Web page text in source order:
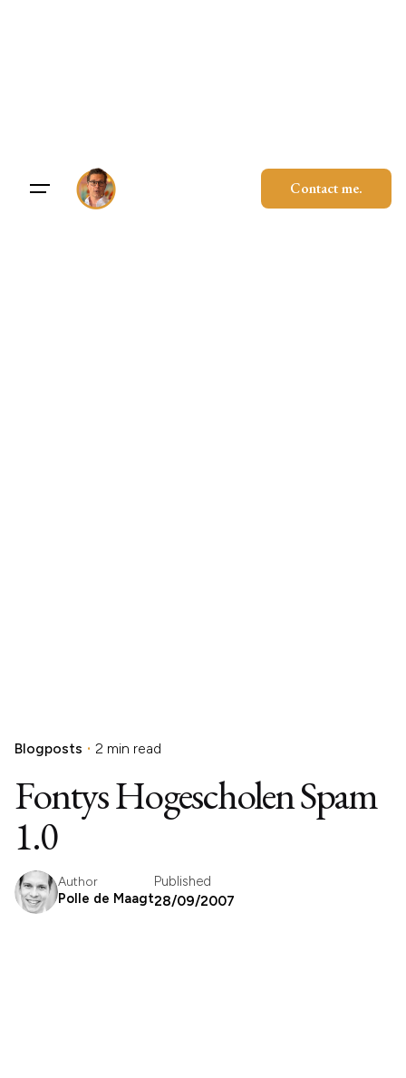
Contact me.
Blogposts 2 min read
Fontys Hogescholen Spam
1.0
Author
Polle de Maagt
Published
28/09/2007